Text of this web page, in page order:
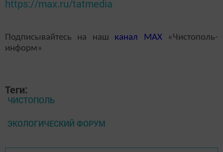
https://max.ru/tatmedia
Подписывайтесь на наш канал MAX«Чистополь-
информ»
Теги:
ЧИСТОПОЛЬ
ЭКОЛОГИЧЕСКИЙ ФОРУМ